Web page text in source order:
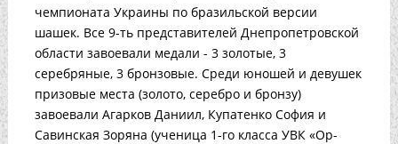
чемпионата Украины по бразильской версии
шашек. Все 9-ть представителей Днепропетровской
области завоевали медали - 3 золотые, 3
серебряные, 3 бронзовые. Среди юношей и девушек
призовые места (золото, серебро и бронзу)
завоевали Агарков Даниил, Купатенко София и
Савинская Зоряна (ученица 1-го класса УВК «Ор-